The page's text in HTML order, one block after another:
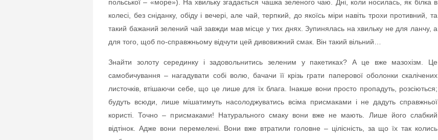
польської – «море»). На хвильку згадається чашка зеленого чаю. Дні, коли носилась, як білка в
колесі, без сніданку, обіду і вечері, але чай, терпкий, до якоїсь міри навіть трохи противний, та
такий бажаний зелений чай завжди мав місце у тих днях. Зупинялась на хвильку не для ланчу, а
для того, щоб по-справжньому відчути цей дивовижний смак. Він такий вільний…
Знайти золоту серединку і задовольнитись зеленим у пакетиках? А це вже мазохізм. Це
самобичування – нагадувати собі волю, бачачи її крізь грати паперової оболонки скалічених
листочків, втішаючи себе, що це лише для їх блага. Інакше вони просто пропадуть, розсіються;
будуть всюди, лише мішатимуть насолоджуватись всіма присмаками і не дадуть справжньої
користі. Точно – присмаками! Натурального смаку вони вже не мають. Лише його слабкий
відтінок. Адже вони перемелені. Вони вже втратили головне – цілісність, за що їх так колись